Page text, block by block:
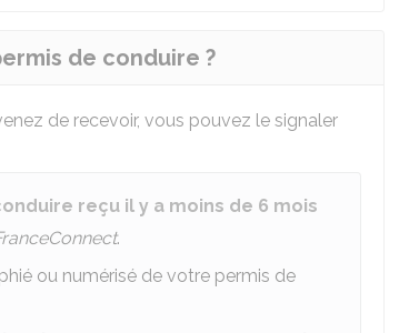
de conduire ?
de recevoir, vous pouvez le signaler
reçu il y a moins de 6 mois
.
ou numérisé de votre permis de